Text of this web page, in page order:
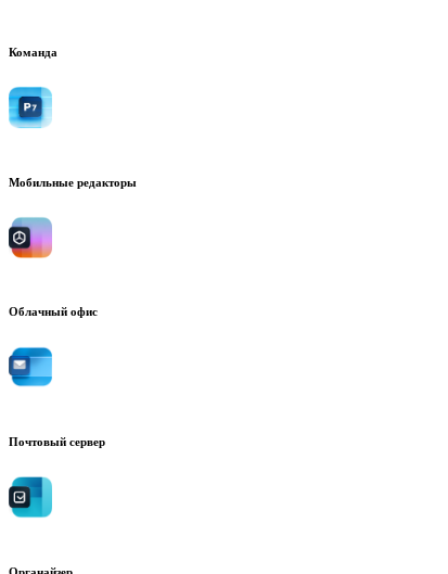
Команда
Мобильные редакторы
Облачный офис
Почтовый сервер